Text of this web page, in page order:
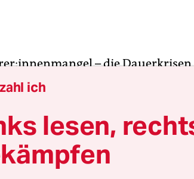
– die Dauerkrisen
Ursachen sind ähnlich: Der
groß, das die Beschäftigten Mühe
Betreuung und Pflege in
zahl ich
lesen,